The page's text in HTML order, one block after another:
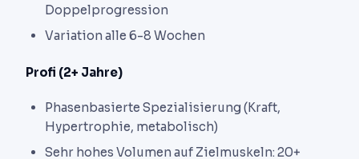
Doppelprogression
Variation alle 6-8 Wochen
Profi (2+ Jahre)
Phasenbasierte Spezialisierung (Kraft,
Hypertrophie, metabolisch)
Sehr hohes Volumen auf Zielmuskeln: 20+